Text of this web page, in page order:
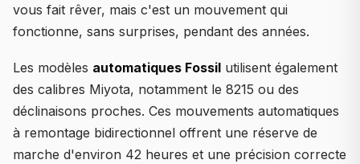
vous fait rêver, mais c'est un mouvement qui
fonctionne, sans surprises, pendant des années.
Les modèles automatiques Fossil utilisent également
des calibres Miyota, notamment le 8215 ou des
déclinaisons proches. Ces mouvements automatiques
à remontage bidirectionnel offrent une réserve de
marche d'environ 42 heures et une précision correcte